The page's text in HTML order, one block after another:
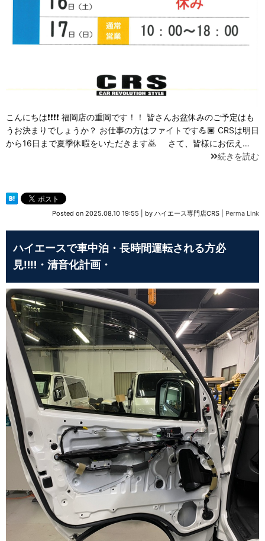
こんにちは❗❗❗❗ 福岡店の重岡です！！ 皆さんお盆休みのご予定はも
うお決まりでしょうか？ お仕事の方はファイトです💪🏿 CRSは明日
から16日まで夏季休暇をいただきます🙇 さて、皆様にお伝え…
続きを読む
Posted on 2025.08.10 19:55 by ハイエース専門店CRS Perma Link
ハイエースで車中泊・長時間運転される方必
見‼‼・清音化計画・